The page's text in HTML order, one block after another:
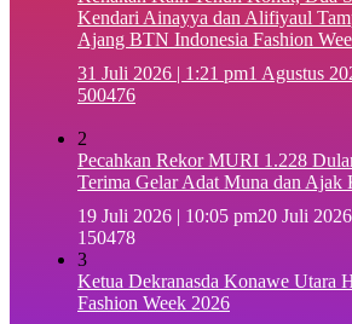
Kendari Ainayya dan Alifiyaul
Ajang BTN Indonesia Fashion
31 Juli 2026 | 1:21 pm1 Agustus
500476
2
Pecahkan Rekor MURI 1.228
Terima Gelar Adat Muna dan
19 Juli 2026 | 10:05 pm20 Juli
150478
3
Ketua Dekranasda Konawe Utara
Fashion Week 2026